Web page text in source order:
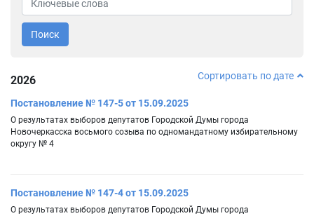
Поиск
2026 Сортировать по дате
Постановление № 147-5 от 15.09.2025
О результатах выборов депутатов Городской Думы города
Новочеркасска восьмого созыва по одномандатному избирательному
округу № 4
Постановление № 147-4 от 15.09.2025
О результатах выборов депутатов Городской Думы города